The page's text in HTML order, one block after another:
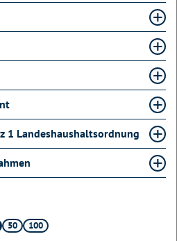
1 Landeshaushaltsordnung
50 100